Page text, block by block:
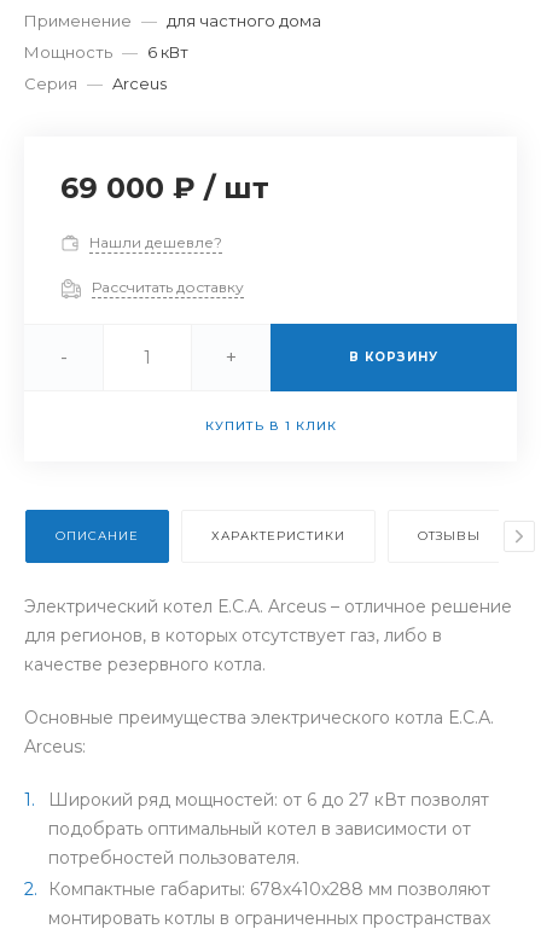
Применение — для частного дома
Мощность — 6 кВт
Серия — Arceus
69 000 ₽ / шт
Нашли дешевле?
Рассчитать доставку
- + В КОРЗИНУ
КУПИТЬ В 1 КЛИК
ОПИСАНИЕ ХАРАКТЕРИСТИКИ ОТЗЫВЫ
Электрический котел Е.С.А. Arceus – отличное решение
для регионов, в которых отсутствует газ, либо в
качестве резервного котла.
Основные преимущества электрического котла Е.С.А.
Arceus:
Широкий ряд мощностей: от 6 до 27 кВт позволят
подобрать оптимальный котел в зависимости от
потребностей пользователя.
Компактные габариты: 678х410х288 мм позволяют
монтировать котлы в ограниченных пространствах